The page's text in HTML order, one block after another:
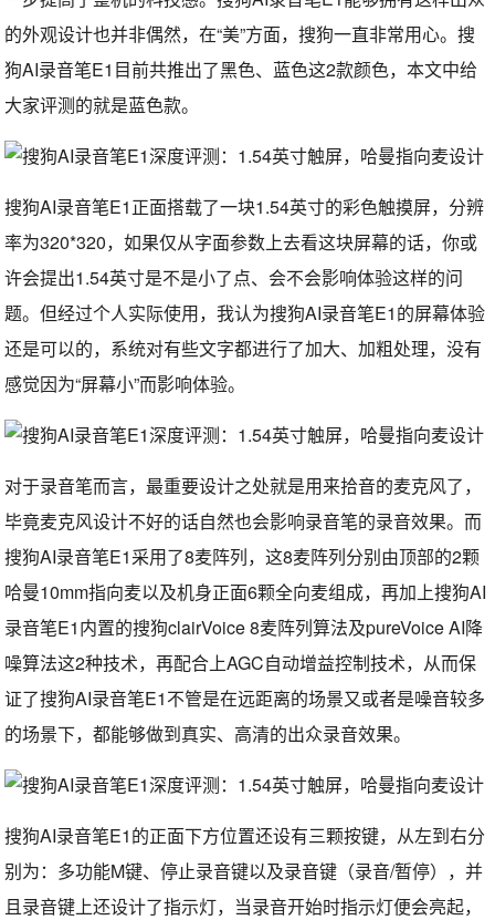
的外观设计也并非偶然，在“美”方面，搜狗一直非常用心。搜
狗AI录音笔E1目前共推出了黑色、蓝色这2款颜色，本文中给
大家评测的就是蓝色款。
搜狗AI录音笔E1正面搭载了一块1.54英寸的彩色触摸屏，分辨
率为320*320，如果仅从字面参数上去看这块屏幕的话，你或
许会提出1.54英寸是不是小了点、会不会影响体验这样的问
题。但经过个人实际使用，我认为搜狗AI录音笔E1的屏幕体验
还是可以的，系统对有些文字都进行了加大、加粗处理，没有
感觉因为“屏幕小”而影响体验。
对于录音笔而言，最重要设计之处就是用来拾音的麦克风了，
毕竟麦克风设计不好的话自然也会影响录音笔的录音效果。而
搜狗AI录音笔E1采用了8麦阵列，这8麦阵列分别由顶部的2颗
哈曼10mm指向麦以及机身正面6颗全向麦组成，再加上搜狗AI
录音笔E1内置的搜狗clairVoice 8麦阵列算法及pureVoice AI降
噪算法这2种技术，再配合上AGC自动增益控制技术，从而保
证了搜狗AI录音笔E1不管是在远距离的场景又或者是噪音较多
的场景下，都能够做到真实、高清的出众录音效果。
搜狗AI录音笔E1的正面下方位置还设有三颗按键，从左到右分
别为：多功能M键、停止录音键以及录音键（录音/暂停），并
且录音键上还设计了指示灯，当录音开始时指示灯便会亮起，